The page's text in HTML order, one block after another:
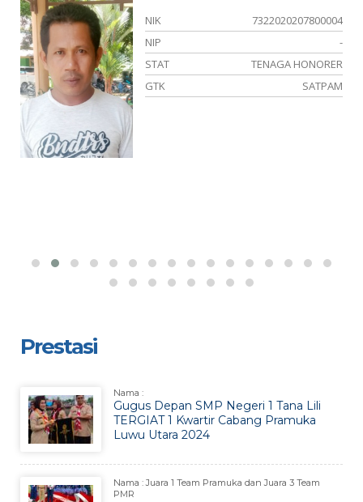
NIK
7322020207800004
NIP
-
STAT
TENAGA HONORER
GTK
SATPAM
Prestasi
Nama :
Gugus Depan SMP Negeri 1 Tana Lili
TERGIAT 1 Kwartir Cabang Pramuka
Luwu Utara 2024
Nama : Juara 1 Team Pramuka dan Juara 3 Team
PMR